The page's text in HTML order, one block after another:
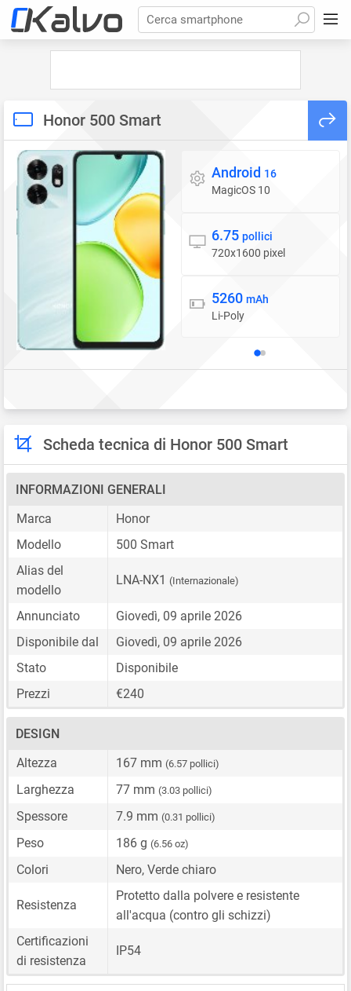
Cerca smartphone
Honor 500 Smart
Sistema operativo
Android 16
MagicOS 10
Display
6.75 pollici
720x1600 pixel
Batteria
5260 mAh
Li-Poly
Scheda tecnica di Honor 500 Smart
INFORMAZIONI GENERALI
Marca
Honor
Modello
500 Smart
Alias del
modello
LNA-NX1 (Internazionale)
Annunciato
Giovedì, 09 aprile 2026
Disponibile dal
Giovedì, 09 aprile 2026
Stato
Disponibile
Prezzi
€240
DESIGN
Altezza
167 mm (6.57 pollici)
Larghezza 77 mm (3.03 pollici)
Spessore 7.9 mm (0.31 pollici)
Peso 186 g (6.56 oz)
Colori Nero, Verde chiaro
Resistenza
Protetto dalla polvere e resistente
all'acqua (contro gli schizzi)
Certificazioni
di resistenza
IP54